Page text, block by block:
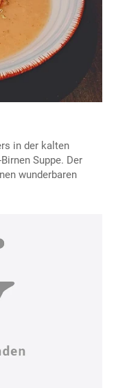
in der kalten
Suppe. Der
wunderbaren